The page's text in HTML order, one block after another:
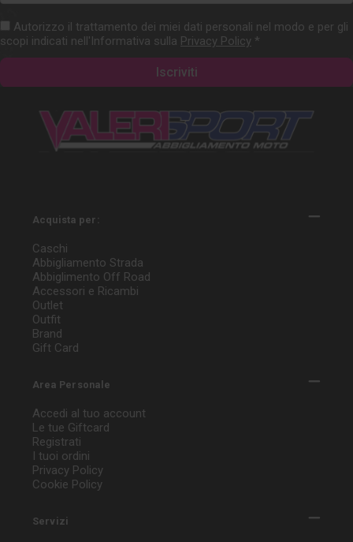
mail
Autorizzo il trattamento dei miei dati personali nel modo e per gli
scopi indicati nell'Informativa sulla Privacy Policy *
Acquista per:
Caschi
Abbigliamento Strada
Abbiglimento Off Road
Accessori e Ricambi
Outlet
Outfit
Brand
Gift Card
Area Personale
Accedi al tuo account
Le tue Giftcard
Registrati
I tuoi ordini
Privacy Policy
Cookie Policy
Servizi